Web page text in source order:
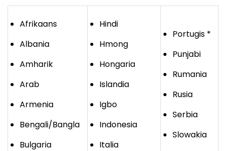
Afrikaans
Albania
Amharik
Arab
Armenia
Bengali/Bangla
Bulgaria
Hindi
Hmong
Hongaria
Islandia
Igbo
Indonesia
Italia
Portugis *
Punjabi
Rumania
Rusia
Serbia
Slowakia